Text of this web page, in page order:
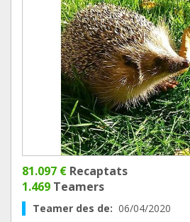
81.097 € Recaptats
1.469 Teamers
Teamer des de: 06/04/2020